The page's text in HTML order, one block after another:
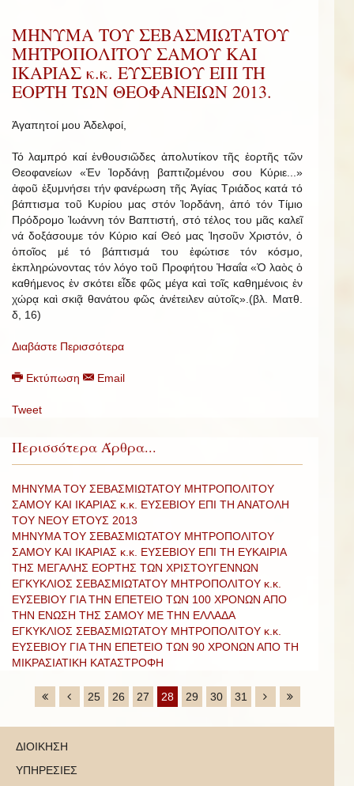
ΜΗΝΥΜΑ ΤΟΥ ΣΕΒΑΣΜΙΩΤΑΤΟΥ
ΜΗΤΡΟΠΟΛΙΤΟΥ ΣΑΜΟΥ ΚΑΙ
ΙΚΑΡΙΑΣ κ.κ. ΕΥΣΕΒΙΟΥ ΕΠΙ ΤΗ
ΕΟΡΤΗ ΤΩΝ ΘΕΟΦΑΝΕΙΩΝ 2013.
Ἀγαπητοί μου Ἀδελφοί,
Τό λαμπρό καί ἐνθουσιῶδες ἀπολυτίκον τῆς ἑορτῆς τῶν
Θεοφανείων «Ἐν Ἰορδάνῃ βαπτιζομένου σου Κύριε...»
ἀφοῦ ἐξυμνήσει τήν φανέρωση τῆς Ἁγίας Τριάδος κατά τό
βάπτισμα τοῦ Κυρίου μας στόν Ἰορδάνη, ἀπό τόν Τίμιο
Πρόδρομο Ἰωάννη τόν Βαπτιστή, στό τέλος του μᾶς καλεῖ
νά δοξάσουμε τόν Κύριο καί Θεό μας Ἰησοῦν Χριστόν, ὁ
ὁποῖος μέ τό βάπτισμά του ἐφώτισε τόν κόσμο,
ἐκπληρώνοντας τόν λόγο τοῦ Προφήτου Ἠσαΐα «Ὁ λαὸς ὁ
καθήμενος ἐν σκότει εἶδε φῶς μέγα καὶ τοῖς καθημένοις ἐν
χώρᾳ καὶ σκιᾷ θανάτου φῶς ἀνέτειλεν αὐτοῖς».(βλ. Ματθ.
δ, 16)
Διαβάστε Περισσότερα
Εκτύπωση Email
Tweet
Περισσότερα Άρθρα...
ΜΗΝΥΜΑ ΤΟΥ ΣΕΒΑΣΜΙΩΤΑΤΟΥ ΜΗΤΡΟΠΟΛΙΤΟΥ
ΣΑΜΟΥ ΚΑΙ ΙΚΑΡΙΑΣ κ.κ. ΕΥΣΕΒΙΟΥ ΕΠΙ ΤΗ ΑΝΑΤΟΛΗ
ΤΟΥ ΝΕΟΥ ΕΤΟΥΣ 2013
ΜΗΝΥΜΑ ΤΟΥ ΣΕΒΑΣΜΙΩΤΑΤΟΥ ΜΗΤΡΟΠΟΛΙΤΟΥ
ΣΑΜΟΥ ΚΑΙ ΙΚΑΡΙΑΣ κ.κ. ΕΥΣΕΒΙΟΥ ΕΠΙ ΤΗ ΕΥΚΑΙΡΙΑ
ΤΗΣ ΜΕΓΑΛΗΣ ΕΟΡΤΗΣ ΤΩΝ ΧΡΙΣΤΟΥΓΕΝΝΩΝ
ΕΓΚΥΚΛΙΟΣ ΣΕΒΑΣΜΙΩΤΑΤΟΥ ΜΗΤΡΟΠΟΛΙΤΟΥ κ.κ.
ΕΥΣΕΒΙΟΥ ΓΙΑ ΤΗΝ ΕΠΕΤΕΙΟ ΤΩΝ 100 ΧΡΟΝΩΝ ΑΠΟ
ΤΗΝ ΕΝΩΣΗ ΤΗΣ ΣΑΜΟΥ ΜΕ ΤΗΝ ΕΛΛΑΔΑ
ΕΓΚΥΚΛΙΟΣ ΣΕΒΑΣΜΙΩΤΑΤΟΥ ΜΗΤΡΟΠΟΛΙΤΟΥ κ.κ.
ΕΥΣΕΒΙΟΥ ΓΙΑ ΤΗΝ ΕΠΕΤΕΙΟ ΤΩΝ 90 ΧΡΟΝΩΝ ΑΠΟ ΤΗ
ΜΙΚΡΑΣΙΑΤΙΚΗ ΚΑΤΑΣΤΡΟΦΗ
25 26 27 28 29 30 31
ΔΙΟΙΚΗΣΗ
ΥΠΗΡΕΣΙΕΣ